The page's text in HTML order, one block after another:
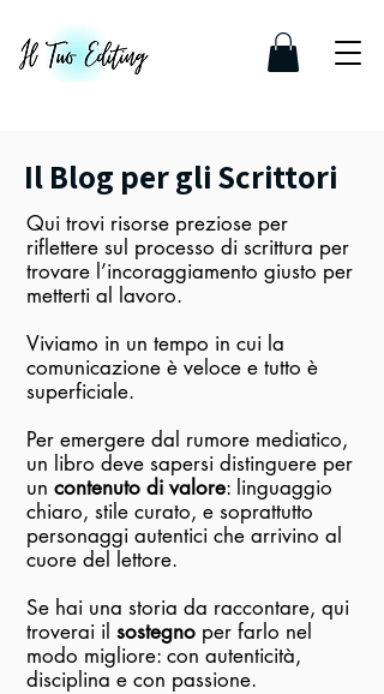
Il Blog per gli Scrittori
Qui trovi risorse preziose per
riflettere sul processo di scrittura per
trovare l’incoraggiamento giusto per
metterti al lavoro.
Viviamo in un tempo in cui la
comunicazione è veloce e tutto è
superficiale.
Per emergere dal rumore mediatico,
un libro deve sapersi distinguere per
un contenuto di valore: linguaggio
chiaro, stile curato, e soprattutto
personaggi autentici che arrivino al
cuore del lettore.
Se hai una storia da raccontare, qui
troverai il sostegno per farlo nel
modo migliore: con autenticità,
disciplina e con passione.